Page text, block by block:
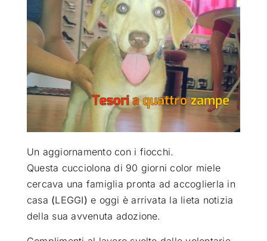
ATTUALITÀ
VIDEO
CHI SIAMO
SEMPRE CON ME
Un aggiornamento con i fiocchi.
Questa cucciolona di 90 giorni color miele
cercava una famiglia pronta ad accoglierla in
casa (LEGGI) e oggi è arrivata la lieta notizia
della sua avvenuta adozione.